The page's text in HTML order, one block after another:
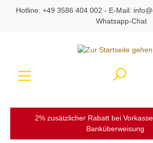
springen
Hotline: +49 3586 404 002 - E-Mail:
Whatsapp-Chat
2% zusätzlicher Rabatt bei
Banküberweisung